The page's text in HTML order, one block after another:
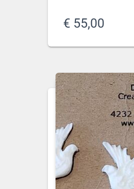
€ 55,00